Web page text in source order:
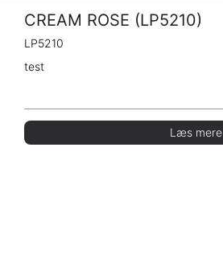
CREAM ROSE (LP5210)
LP5210
test
Læs mere